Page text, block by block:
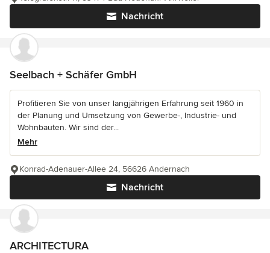
Nachricht
Seelbach + Schäfer GmbH
Profitieren Sie von unser langjährigen Erfahrung seit 1960 in
der Planung und Umsetzung von Gewerbe-, Industrie- und
Wohnbauten. Wir sind der...
Mehr
Nachricht
Konrad-Adenauer-Allee 24, 56626 Andernach
ARCHITECTURA